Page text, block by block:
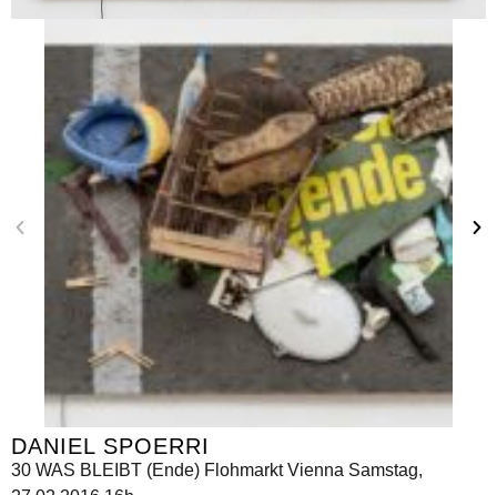
DANIEL SPOERRI
30 WAS BLEIBT (Ende) Flohmarkt Vienna Samstag,